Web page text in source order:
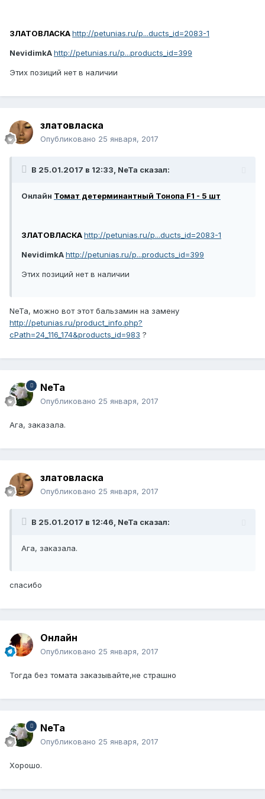
ЗЛАТОВЛАСКАhttp://petunias.ru/p...ducts_id=2083-1
NevidimkAhttp://petunias.ru/p...products_id=399
Этих позиций нет в наличии
златовласка
Опубликовано 25 января, 2017
В 25.01.2017 в 12:33, NeTa сказал:
Онлайн Томат детерминантный Тонопа F1 - 5 шт
ЗЛАТОВЛАСКАhttp://petunias.ru/p...ducts_id=2083-1
NevidimkAhttp://petunias.ru/p...products_id=399
Этих позиций нет в наличии
NeTa, можно вот этот бальзамин на замену
http://petunias.ru/product_info.php?
cPath=24_116_174&products_id=983 ?
NeTa
Опубликовано 25 января, 2017
Ага, заказала.
златовласка
Опубликовано 25 января, 2017
В 25.01.2017 в 12:46, NeTa сказал:
Ага, заказала.
спасибо
Онлайн
Опубликовано 25 января, 2017
Тогда без томата заказывайте,не страшно
NeTa
Опубликовано 25 января, 2017
Хорошо.